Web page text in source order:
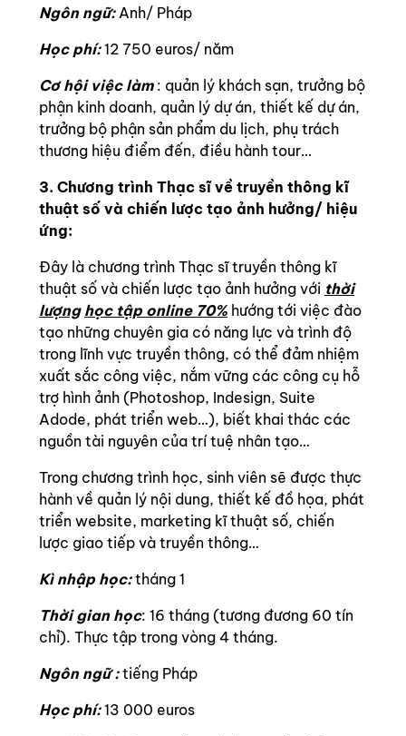
Ngôn ngữ:Anh/ Pháp
Học phí:12 750 euros/ năm
Cơ hội việc làm : quản lý khách sạn, trưởng bộ
phận kinh doanh, quản lý dự án, thiết kế dự án,
trưởng bộ phận sản phẩm du lịch, phụ trách
thương hiệu điểm đến, điều hành tour…
3. Chương trình Thạc sĩ về truyền thông kĩ
thuật số và chiến lược tạo ảnh hưởng/ hiệu
ứng:
Đây là chương trình Thạc sĩ truyền thông kĩ
thuật số và chiến lược tạo ảnh hưởng với thời
lượng học tập online 70% hướng tới việc đào
tạo những chuyên gia có năng lực và trình độ
trong lĩnh vực truyền thông, có thể đảm nhiệm
xuất sắc công việc, nắm vững các công cụ hỗ
trợ hình ảnh (Photoshop, Indesign, Suite
Adode, phát triển web…), biết khai thác các
nguồn tài nguyên của trí tuệ nhân tạo…
Trong chương trình học, sinh viên sẽ được thực
hành về quản lý nội dung, thiết kế đồ họa, phát
triển website, marketing kĩ thuật số, chiến
lược giao tiếp và truyền thông…
Kì nhập học:tháng 1
Thời gian học: 16 tháng (tương đương 60 tín
chỉ). Thực tập trong vòng 4 tháng.
Ngôn ngữ :tiếng Pháp
Học phí:13 000 euros